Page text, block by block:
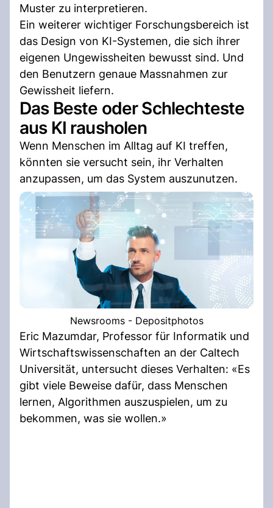
Muster zu interpretieren.
Ein weiterer wichtiger Forschungsbereich ist
das Design von KI-Systemen, die sich ihrer
eigenen Ungewissheiten bewusst sind. Und
den Benutzern genaue Massnahmen zur
Gewissheit liefern.
Das Beste oder Schlechteste
aus KI rausholen
Wenn Menschen im Alltag auf KI treffen,
könnten sie versucht sein, ihr Verhalten
anzupassen, um das System auszunutzen.
Newsrooms - Depositphotos
Eric Mazumdar, Professor für Informatik und
Wirtschaftswissenschaften an der Caltech
Universität, untersucht dieses Verhalten: «Es
gibt viele Beweise dafür, dass Menschen
lernen, Algorithmen auszuspielen, um zu
bekommen, was sie wollen.»